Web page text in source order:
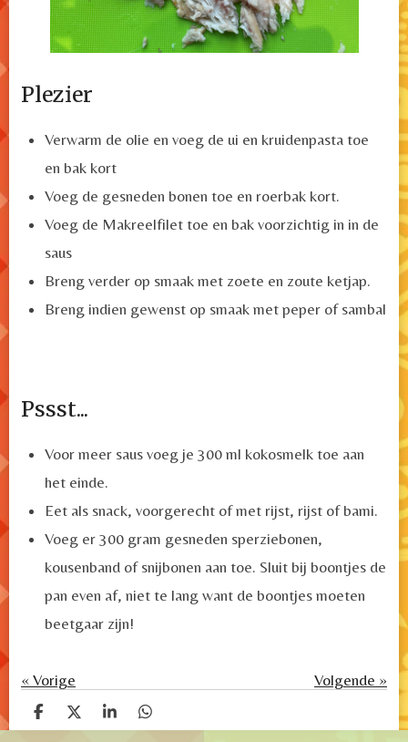
Plezier
Verwarm de olie en voeg de ui en kruidenpasta toe
en bak kort
Voeg de gesneden bonen toe en roerbak kort.
Voeg de Makreelfilet toe en bak voorzichtig in in de
saus
Breng verder op smaak met zoete en zoute ketjap.
Breng indien gewenst op smaak met peper of sambal
Pssst...
Voor meer saus voeg je 300 ml kokosmelk toe aan
het einde.
Eet als snack, voorgerecht of met rijst, rijst of bami.
Voeg er 300 gram gesneden sperziebonen,
kousenband of snijbonen aan toe. Sluit bij boontjes de
pan even af, niet te lang want de boontjes moeten
beetgaar zijn!
« Vorige Volgende »
D
e
D
e
S
h
D
e